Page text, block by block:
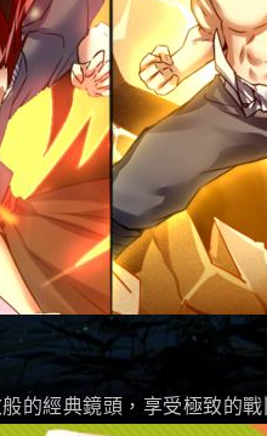
的經典鏡頭，享受極致的戰